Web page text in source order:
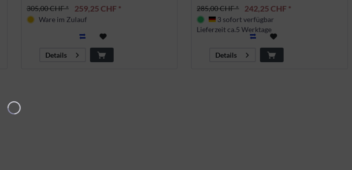
305,00 CHF * 259,25 CHF *
Ware im Zulauf
Details
285,00 CHF * 242,25 CHF *
Deutschland
3 sofort verfügbar
Lieferzeit ca.5 Werktage
Details